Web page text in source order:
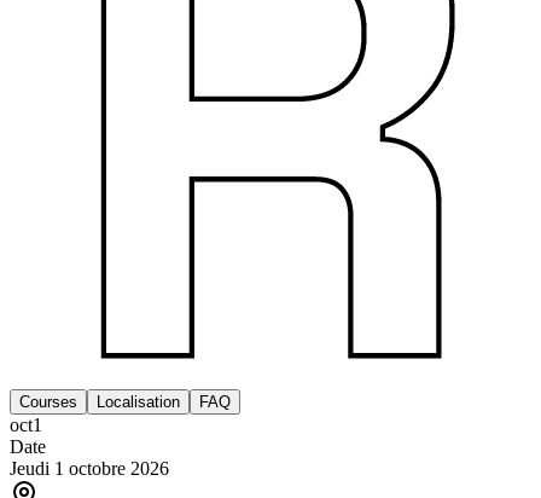
Courses Localisation FAQ
oct1
Date
Jeudi 1 octobre 2026